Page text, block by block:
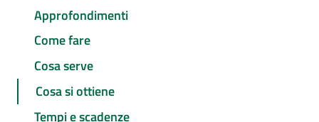
Approfondimenti
Come fare
Cosa serve
Cosa si ottiene
Tempi e scadenze